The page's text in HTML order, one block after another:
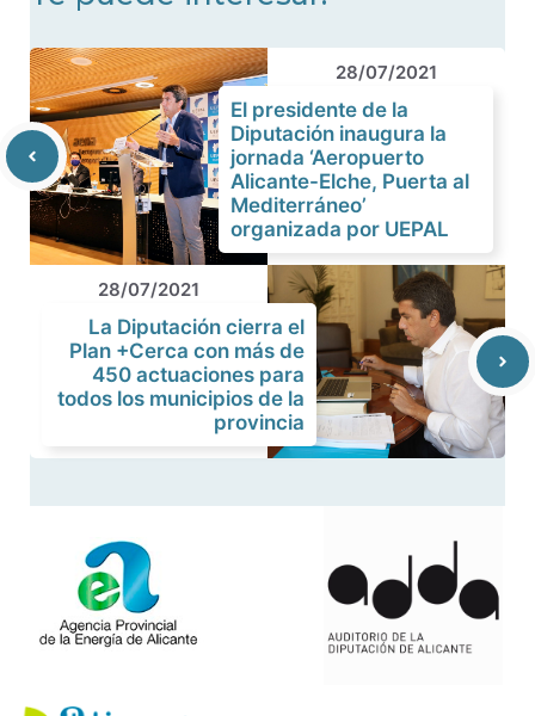
28/07/2021
El presidente de la
Diputación inaugura la
jornada ‘Aeropuerto
Alicante-Elche, Puerta al
Mediterráneo’
organizada por UEPAL
28/07/2021
La Diputación cierra el
Plan +Cerca con más de
450 actuaciones para
todos los municipios de la
provincia